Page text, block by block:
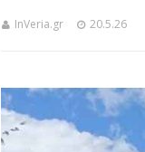
InVeria.gr 20.5.26